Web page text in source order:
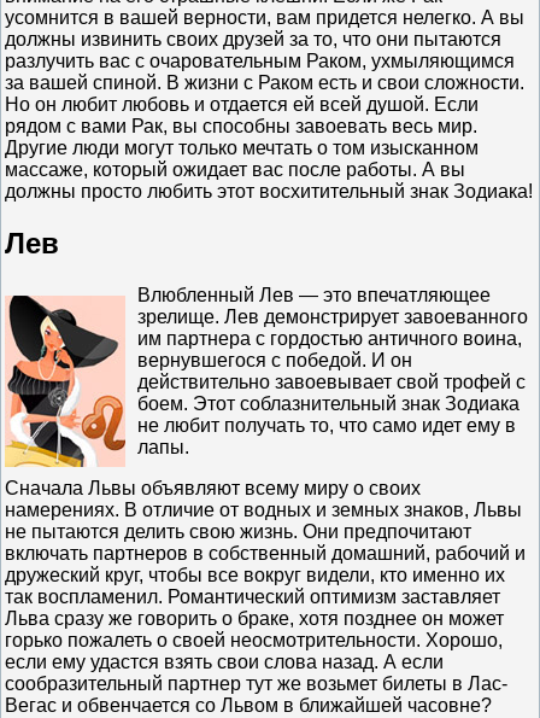
усомнится в вашей верности, вам придется нелегко. А вы
должны извинить своих друзей за то, что они пытаются
разлучить вас с очаровательным Раком, ухмыляющимся
за вашей спиной. В жизни с Раком есть и свои сложности.
Но он любит любовь и отдается ей всей душой. Если
рядом с вами Рак, вы способны завоевать весь мир.
Другие люди могут только мечтать о том изысканном
массаже, который ожидает вас после работы. А вы
должны просто любить этот восхитительный знак Зодиака!
Лев
Влюбленный Лев — это впечатляющее
зрелище. Лев демонстрирует завоеванного
им партнера с гордостью античного воина,
вернувшегося с победой. И он
действительно завоевывает свой трофей с
боем. Этот соблазнительный знак Зодиака
не любит получать то, что само идет ему в
лапы.
Сначала Львы объявляют всему миру о своих
намерениях. В отличие от водных и земных знаков, Львы
не пытаются делить свою жизнь. Они предпочитают
включать партнеров в собственный домашний, рабочий и
дружеский круг, чтобы все вокруг видели, кто именно их
так воспламенил. Романтический оптимизм заставляет
Льва сразу же говорить о браке, хотя позднее он может
горько пожалеть о своей неосмотрительности. Хорошо,
если ему удастся взять свои слова назад. А если
сообразительный партнер тут же возьмет билеты в Лас-
Вегас и обвенчается со Львом в ближайшей часовне?